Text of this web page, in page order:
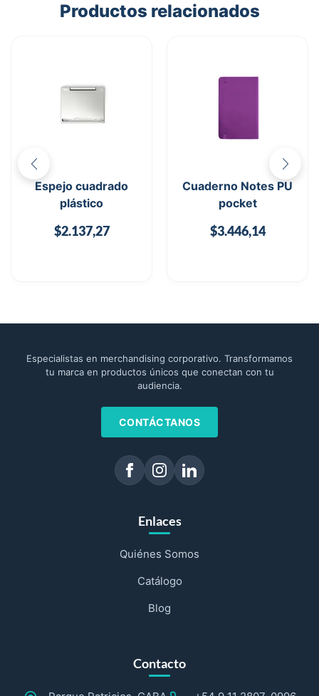
Productos relacionados
Espejo cuadrado
plástico
$2.137,27
Cuaderno Notes PU
pocket
$3.446,14
Especialistas en merchandising corporativo. Transformamos
tu marca en productos únicos que conectan con tu
audiencia.
CONTÁCTANOS
Enlaces
Quiénes Somos
Catálogo
Blog
Contacto